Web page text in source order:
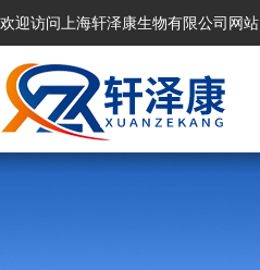
欢迎访问上海轩泽康生物有限公司网站